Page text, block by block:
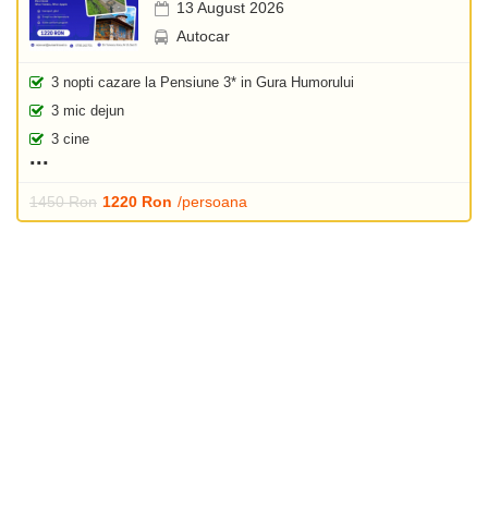
13 August 2026
Autocar
3 nopti cazare la Pensiune 3* in Gura Humorului
3 mic dejun
3 cine
1450 Ron 1220 Ron /persoana